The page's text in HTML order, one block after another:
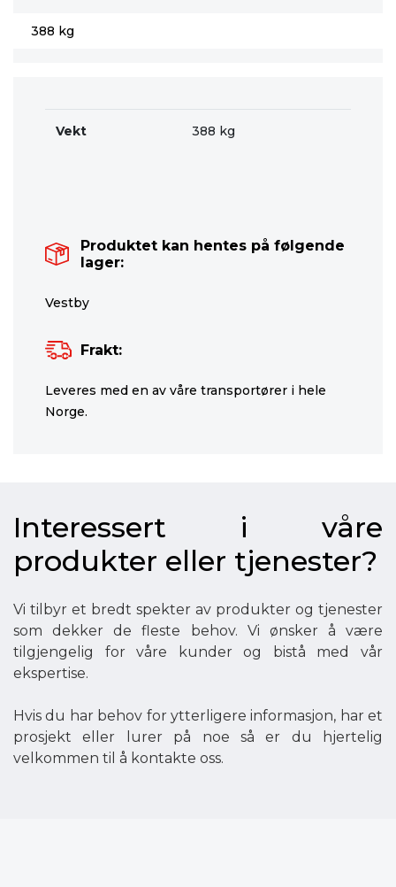
388 kg
Vekt 388 kg
Produktet kan hentes på følgende
lager:
Vestby
Frakt:
Leveres med en av våre transportører i hele
Norge.
Interessert i våre
produkter eller tjenester?
Vi tilbyr et bredt spekter av produkter og tjenester
som dekker de fleste behov. Vi ønsker å være
tilgjengelig for våre kunder og bistå med vår
ekspertise.
Hvis du har behov for ytterligere informasjon, har et
prosjekt eller lurer på noe så er du hjertelig
velkommen til å kontakte oss.